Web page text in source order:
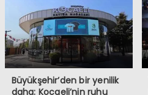
Büyükşehir’den bir yenilik
daha: Kocaeli’nin ruhu